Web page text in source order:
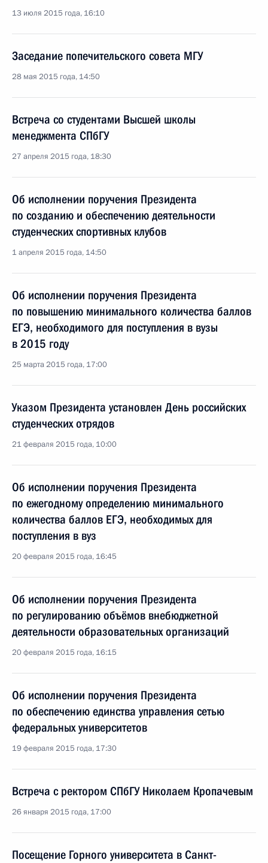
13 июля 2015 года, 16:10
Заседание попечительского совета МГУ
28 мая 2015 года, 14:50
Встреча со студентами Высшей школы
менеджмента СПбГУ
27 апреля 2015 года, 18:30
Об исполнении поручения Президента
по созданию и обеспечению деятельности
студенческих спортивных клубов
1 апреля 2015 года, 14:50
Об исполнении поручения Президента
по повышению минимального количества баллов
ЕГЭ, необходимого для поступления в вузы
в 2015 году
25 марта 2015 года, 17:00
Указом Президента установлен День российских
студенческих отрядов
21 февраля 2015 года, 10:00
Об исполнении поручения Президента
по ежегодному определению минимального
количества баллов ЕГЭ, необходимых для
поступления в вуз
20 февраля 2015 года, 16:45
Об исполнении поручения Президента
по регулированию объёмов внебюджетной
деятельности образовательных организаций
20 февраля 2015 года, 16:15
Об исполнении поручения Президента
по обеспечению единства управления сетью
федеральных университетов
19 февраля 2015 года, 17:30
Встреча с ректором СПбГУ Николаем Кропачевым
26 января 2015 года, 17:00
Посещение Горного университета в Санкт-